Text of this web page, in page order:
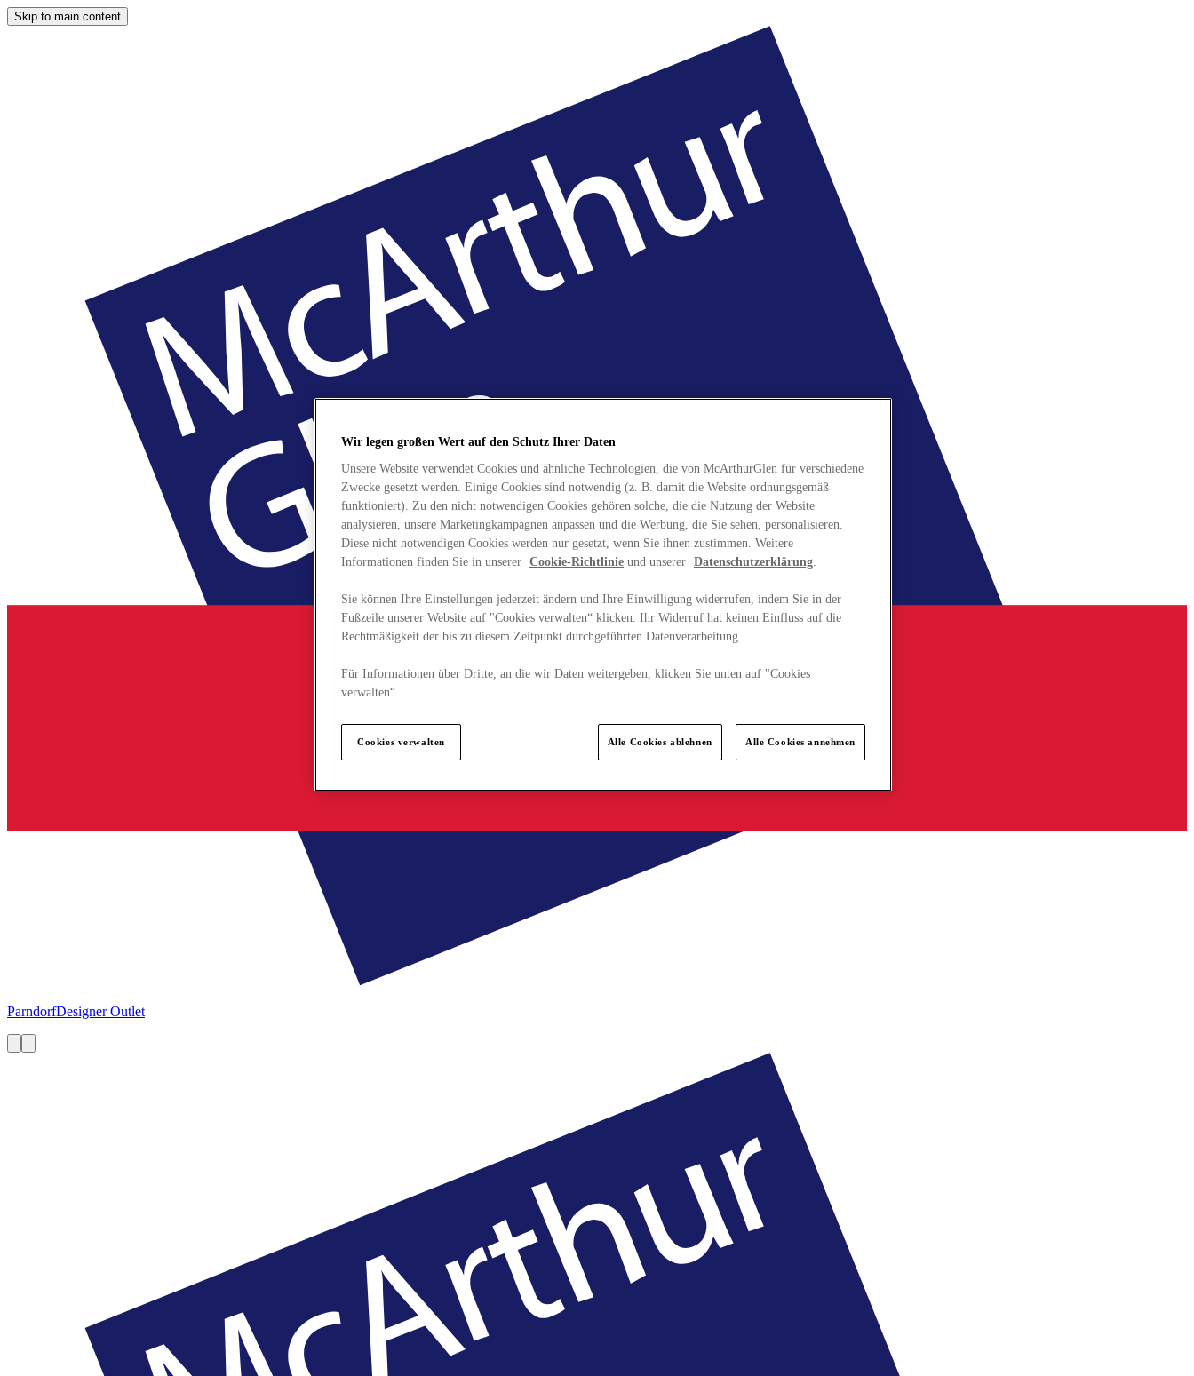
Skip to main content
ParndorfDesigner Outlet
Wir legen großen Wert auf den Schutz Ihrer Daten
Unsere Website verwendet Cookies und ähnliche Technologien, die von McArthurGlen für verschiedene
Zwecke gesetzt werden. Einige Cookies sind notwendig (z. B. damit die Website ordnungsgemäß
funktioniert). Zu den nicht notwendigen Cookies gehören solche, die die Nutzung der Website
analysieren, unsere Marketingkampagnen anpassen und die Werbung, die Sie sehen, personalisieren.
Diese nicht notwendigen Cookies werden nur gesetzt, wenn Sie ihnen zustimmen. Weitere
Informationen finden Sie in unserer Cookie-Richtlinie und unserer Datenschutzerklärung.
Sie können Ihre Einstellungen jederzeit ändern und Ihre Einwilligung widerrufen, indem Sie in der
Fußzeile unserer Website auf "Cookies verwalten“ klicken. Ihr Widerruf hat keinen Einfluss auf die
Rechtmäßigkeit der bis zu diesem Zeitpunkt durchgeführten Datenverarbeitung.
Für Informationen über Dritte, an die wir Daten weitergeben, klicken Sie unten auf "Cookies
verwalten“.
Cookies verwalten Alle Cookies ablehnen Alle Cookies annehmen